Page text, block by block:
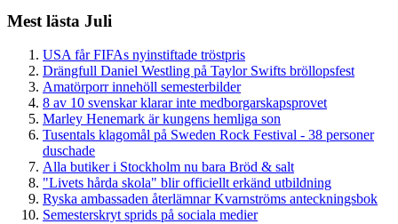
Mest lästa Juli
USA får FIFAs nyinstiftade tröstpris
Drängfull Daniel Westling på Taylor Swifts bröllopsfest
Amatörporr innehöll semesterbilder
8 av 10 svenskar klarar inte medborgarskapsprovet
Marley Henemark är kungens hemliga son
Tusentals klagomål på Sweden Rock Festival - 38 personer
duschade
Alla butiker i Stockholm nu bara Bröd & salt
"Livets hårda skola" blir officiellt erkänd utbildning
Ryska ambassaden återlämnar Kvarnströms anteckningsbok
Semesterskryt sprids på sociala medier